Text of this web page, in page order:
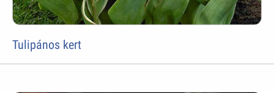
Tulipános kert